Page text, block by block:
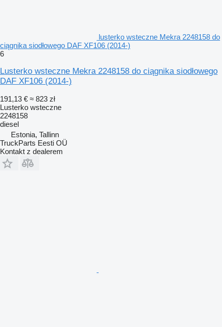
lusterko wsteczne Mekra 2248158 do
ciągnika siodłowego DAF XF106 (2014-)
6
Lusterko wsteczne Mekra 2248158 do ciągnika siodłowego
DAF XF106 (2014-)
191,13 € ≈ 823 zł
Lusterko wsteczne
2248158
diesel
Estonia, Tallinn
TruckParts Eesti OÜ
Kontakt z dealerem